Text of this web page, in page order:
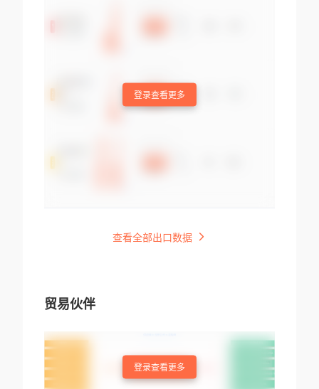
登录查看更多
查看全部出口数据
贸易伙伴
登录查看更多